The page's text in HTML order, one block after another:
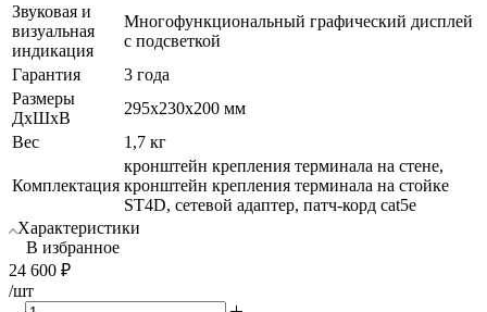
Звуковая и
визуальная
индикация
Многофункциональный графический дисплей
с подсветкой
Гарантия
3 года
Размеры
ДхШхВ
295х230х200 мм
Вес
1,7 кг
Комплектация
кронштейн крепления терминала на стене,
кронштейн крепления терминала на стойке
ST4D, сетевой адаптер, патч-корд cat5е
Характеристики
В избранное
24 600 ₽
/шт